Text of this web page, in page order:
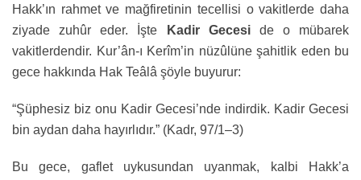
Hakk’ın rahmet ve mağfiretinin tecellisi o vakitlerde daha
ziyade zuhûr eder. İşte
Kadir Geceside o mübarek
vakitlerdendir. Kur’ân-ı Kerîm’in nüzûlüne şahitlik eden bu
gece hakkında Hak Teâlâ şöyle buyurur:
“Şüphesiz biz onu Kadir Gecesi’nde indirdik. Kadir Gecesi
bin aydan daha hayırlıdır.” (Kadr, 97/1–3)
Bu gece, gaflet uykusundan uyanmak, kalbi Hakk’a